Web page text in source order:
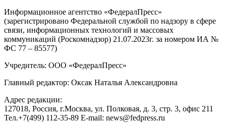
Информационное агентство «ФедералПресс»
(зарегистрировано Федеральной службой по надзору в сфере
связи, информационных технологий и массовых
коммуникаций (Роскомнадзор) 21.07.2023г. за номером ИА №
ФС 77 – 85577)
Учредитель: ООО «ФедералПресс»
Главный редактор: Оксак Наталья Александровна
Адрес редакции:
127018, Россия, г.Москва, ул. Полковая, д. 3, стр. 3, офис 211
Тел.+7(499) 112-35-89 E-mail: news@fedpress.ru